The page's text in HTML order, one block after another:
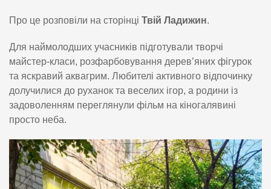
Про це розповіли на сторінці Твій Ладижин.
Для наймолодших учасників підготували творчі
майстер-класи, розфарбовування дерев’яних фігурок
та яскравий аквагрим. Любителі активного відпочинку
долучилися до руханок та веселих ігор, а родини із
задоволенням переглянули фільм на кіногалявині
просто неба.